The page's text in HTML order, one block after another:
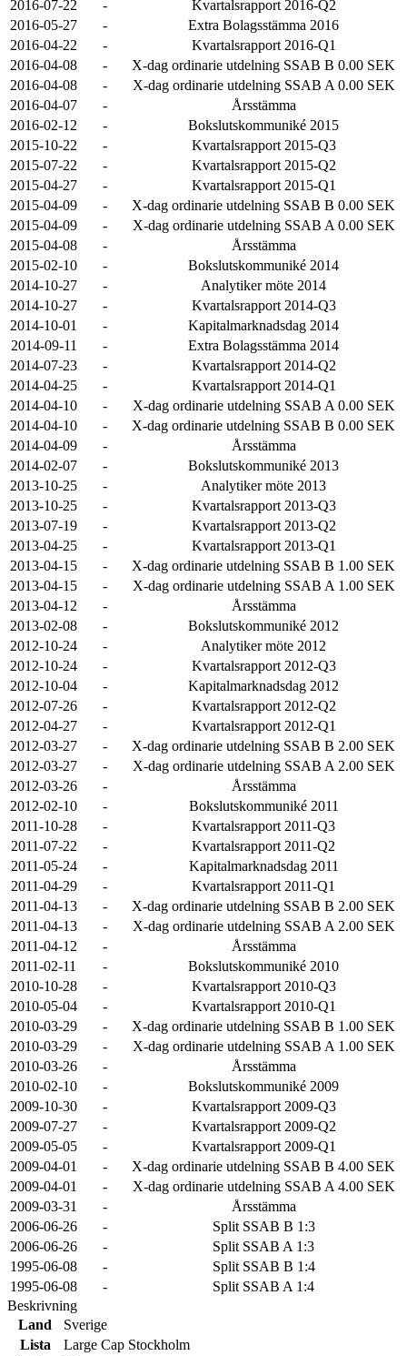
2016-07-22 -
Kvartalsrapport 2016-Q2
2016-05-27
-
Extra Bolagsstämma 2016
2016-04-22
-
Kvartalsrapport 2016-Q1
2016-04-08
-
X-dag ordinarie utdelning SSAB B 0.00 SEK
2016-04-08
-
X-dag ordinarie utdelning SSAB A 0.00 SEK
2016-04-07
-
Årsstämma
2016-02-12
-
Bokslutskommuniké 2015
2015-10-22
-
Kvartalsrapport 2015-Q3
2015-07-22
-
Kvartalsrapport 2015-Q2
2015-04-27
-
Kvartalsrapport 2015-Q1
2015-04-09
-
X-dag ordinarie utdelning SSAB B 0.00 SEK
2015-04-09
-
X-dag ordinarie utdelning SSAB A 0.00 SEK
2015-04-08
-
Årsstämma
2015-02-10
-
Bokslutskommuniké 2014
2014-10-27
-
Analytiker möte 2014
2014-10-27
-
Kvartalsrapport 2014-Q3
2014-10-01
-
Kapitalmarknadsdag 2014
2014-09-11
-
Extra Bolagsstämma 2014
2014-07-23
-
Kvartalsrapport 2014-Q2
2014-04-25
-
Kvartalsrapport 2014-Q1
2014-04-10
-
X-dag ordinarie utdelning SSAB A 0.00 SEK
2014-04-10
-
X-dag ordinarie utdelning SSAB B 0.00 SEK
2014-04-09
-
Årsstämma
2014-02-07
-
Bokslutskommuniké 2013
2013-10-25
-
Analytiker möte 2013
2013-10-25
-
Kvartalsrapport 2013-Q3
2013-07-19
-
Kvartalsrapport 2013-Q2
2013-04-25
-
Kvartalsrapport 2013-Q1
2013-04-15
-
X-dag ordinarie utdelning SSAB B 1.00 SEK
2013-04-15
-
X-dag ordinarie utdelning SSAB A 1.00 SEK
2013-04-12
-
Årsstämma
2013-02-08
-
Bokslutskommuniké 2012
2012-10-24
-
Analytiker möte 2012
2012-10-24
-
Kvartalsrapport 2012-Q3
2012-10-04
-
Kapitalmarknadsdag 2012
2012-07-26
-
Kvartalsrapport 2012-Q2
2012-04-27
-
Kvartalsrapport 2012-Q1
2012-03-27
-
X-dag ordinarie utdelning SSAB B 2.00 SEK
2012-03-27
-
X-dag ordinarie utdelning SSAB A 2.00 SEK
2012-03-26
-
Årsstämma
2012-02-10
-
Bokslutskommuniké 2011
2011-10-28
-
Kvartalsrapport 2011-Q3
2011-07-22
-
Kvartalsrapport 2011-Q2
2011-05-24
-
Kapitalmarknadsdag 2011
2011-04-29
-
Kvartalsrapport 2011-Q1
2011-04-13
-
X-dag ordinarie utdelning SSAB B 2.00 SEK
2011-04-13
-
X-dag ordinarie utdelning SSAB A 2.00 SEK
2011-04-12
-
Årsstämma
2011-02-11
-
Bokslutskommuniké 2010
2010-10-28
-
Kvartalsrapport 2010-Q3
2010-05-04
-
Kvartalsrapport 2010-Q1
2010-03-29
-
X-dag ordinarie utdelning SSAB B 1.00 SEK
2010-03-29
-
X-dag ordinarie utdelning SSAB A 1.00 SEK
2010-03-26
-
Årsstämma
2010-02-10
-
Bokslutskommuniké 2009
2009-10-30
-
Kvartalsrapport 2009-Q3
2009-07-27
-
Kvartalsrapport 2009-Q2
2009-05-05
-
Kvartalsrapport 2009-Q1
2009-04-01
-
X-dag ordinarie utdelning SSAB B 4.00 SEK
2009-04-01
-
X-dag ordinarie utdelning SSAB A 4.00 SEK
2009-03-31
-
Årsstämma
2006-06-26
-
Split SSAB B 1:3
2006-06-26
-
Split SSAB A 1:3
1995-06-08
-
Split SSAB B 1:4
1995-06-08
-
Split SSAB A 1:4
Beskrivning
Land
Sverige
Lista
Large Cap Stockholm